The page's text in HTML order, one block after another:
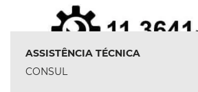
ASSISTÊNCIA TÉCNICA
CONSUL